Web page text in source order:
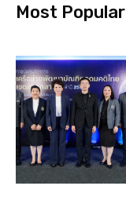
Most Popular